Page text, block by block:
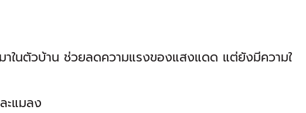
ในตัวบ้าน ช่วยลดความแรงของแสงแดด แต่ยังมีความใ
ะแมลง